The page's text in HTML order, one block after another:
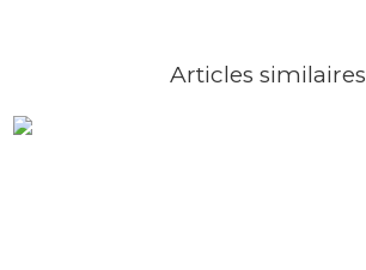
Articles similaires